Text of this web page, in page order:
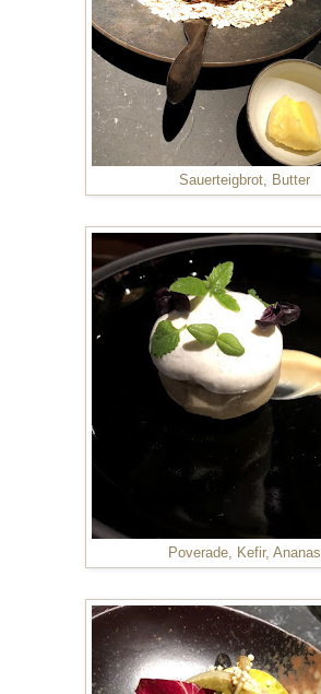
Sauerteigbrot, Butter
Poverade, Kefir, Ananas